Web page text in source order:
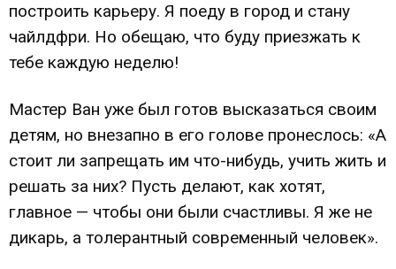
построить карьеру. Я поеду в город и стану
чайлдфри. Но обещаю, что буду приезжать к
тебе каждую неделю!
Мастер Ван уже был готов высказаться своим
детям, но внезапно в его голове пронеслось: «А
стоит ли запрещать им что-нибудь, учить жить и
решать за них? Пусть делают, как хотят,
главное — чтобы они были счастливы. Я же не
дикарь, а толерантный современный человек».